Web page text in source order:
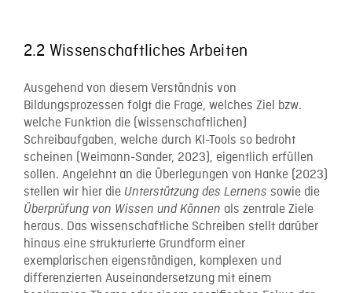
2.2 Wissenschaftliches Arbeiten
Ausgehend von diesem Verständnis von
Bildungsprozessen folgt die Frage, welches Ziel bzw.
welche Funktion die (wissenschaftlichen)
Schreibaufgaben, welche durch KI-Tools so bedroht
scheinen (Weimann-Sander, 2023), eigentlich erfüllen
sollen. Angelehnt an die Überlegungen von Hanke (2023)
stellen wir hier die Unterstützung des Lernens sowie die
Überprüfung von Wissen und Können als zentrale Ziele
heraus. Das wissenschaftliche Schreiben stellt darüber
hinaus eine strukturierte Grundform einer
exemplarischen eigenständigen, komplexen und
differenzierten Auseinandersetzung mit einem